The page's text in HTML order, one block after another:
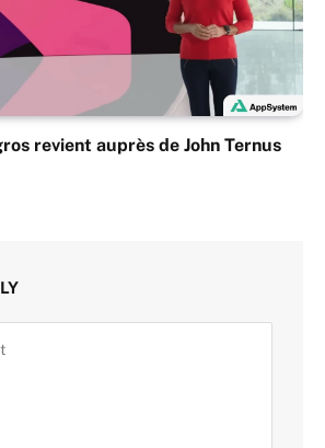
revient auprès de John Ternus